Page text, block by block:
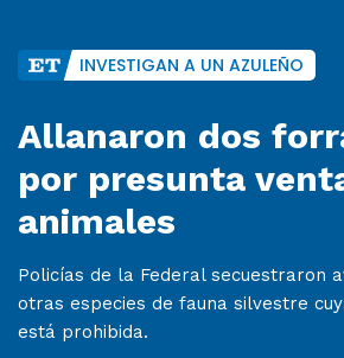
INVESTIGAN A UN AZULEÑO
Allanaron dos
por presunta
animales
Policías de la Federal secuestraron
otras especies de fauna silvestre
está prohibida.